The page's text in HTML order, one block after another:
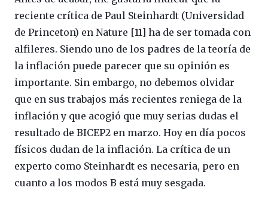
reciente crítica de Paul Steinhardt (Universidad
de Princeton) en Nature [11] ha de ser tomada con
alfileres. Siendo uno de los padres de la teoría de
la inflación puede parecer que su opinión es
importante. Sin embargo, no debemos olvidar
que en sus trabajos más recientes reniega de la
inflación y que acogió que muy serias dudas el
resultado de BICEP2 en marzo. Hoy en día pocos
físicos dudan de la inflación. La crítica de un
experto como Steinhardt es necesaria, pero en
cuanto a los modos B está muy sesgada.